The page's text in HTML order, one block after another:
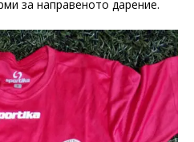
за направеното дарение.